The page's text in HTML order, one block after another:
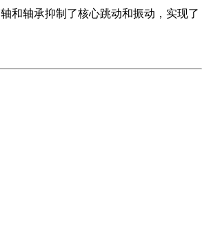
和轴承抑制了核心跳动和振动，实现了